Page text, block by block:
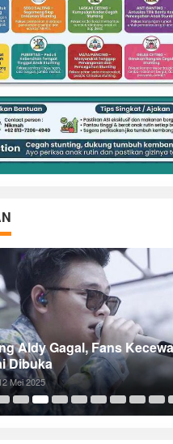
Aldy Gagal, Fans
Dibuka
Mei 2025